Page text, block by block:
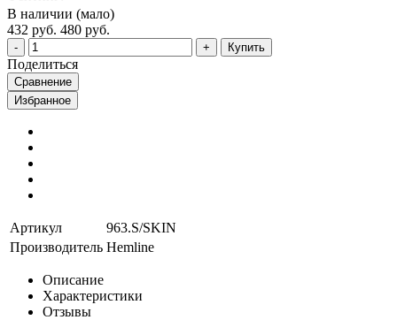
В наличии (мало)
432 руб. 480 руб.
Купить
Поделиться
Сравнение
Избранное
Артикул
963.S/SKIN
Производитель Hemline
Описание
Характеристики
Отзывы